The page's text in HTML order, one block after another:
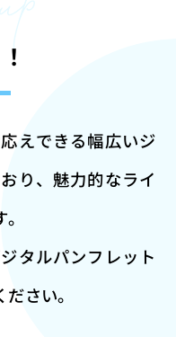
えできる幅広いジ
り、 魅力的なライ
タルパンフレット
さい。